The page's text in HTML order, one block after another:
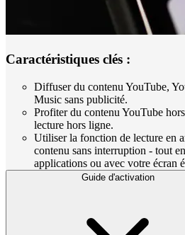
Caractéristiques clés :
Diffuser du contenu YouTube,
Music sans publicité.
Profiter du contenu YouTube
lecture hors ligne.
Utiliser la fonction de lecture en
contenu sans interruption - tout
applications ou avec votre écran
Guide d'activation